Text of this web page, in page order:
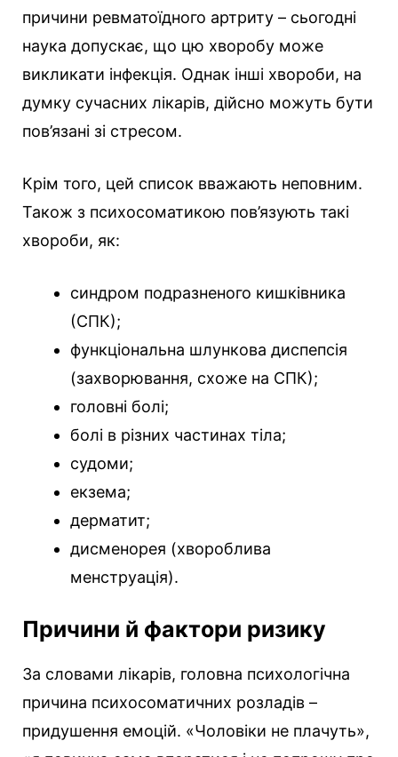
причини ревматоїдного артриту – сьогодні
наука допускає, що цю хворобу може
викликати інфекція. Однак інші хвороби, на
думку сучасних лікарів, дійсно можуть бути
пов’язані зі стресом.
Крім того, цей список вважають неповним.
Також з психосоматикою пов’язують такі
хвороби, як:
синдром подразненого кишківника
(СПК);
функціональна шлункова диспепсія
(захворювання, схоже на СПК);
головні болі;
болі в різних частинах тіла;
судоми;
екзема;
дерматит;
дисменорея (хвороблива
менструація).
Причини й фактори ризику
За словами лікарів, головна психологічна
причина психосоматичних розладів –
придушення емоцій. «Чоловіки не плачуть»,